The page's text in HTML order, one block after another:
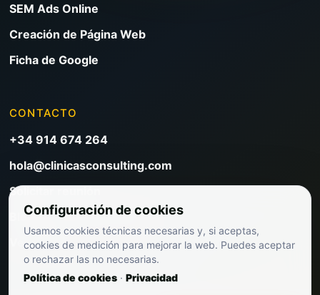
SEM Ads Online
Creación de Página Web
Ficha de Google
CONTACTO
+34 914 674 264
hola@clinicasconsulting.com
Solicitar reunión
Blog de marketing clínico
Ver precios
Configuración de cookies
Usamos cookies técnicas necesarias y, si aceptas,
cookies de medición para mejorar la web. Puedes aceptar
o rechazar las no necesarias.
Política de cookies · Privacidad